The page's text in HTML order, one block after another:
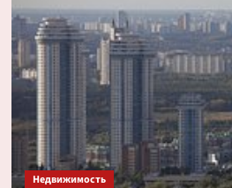
Недвижимость